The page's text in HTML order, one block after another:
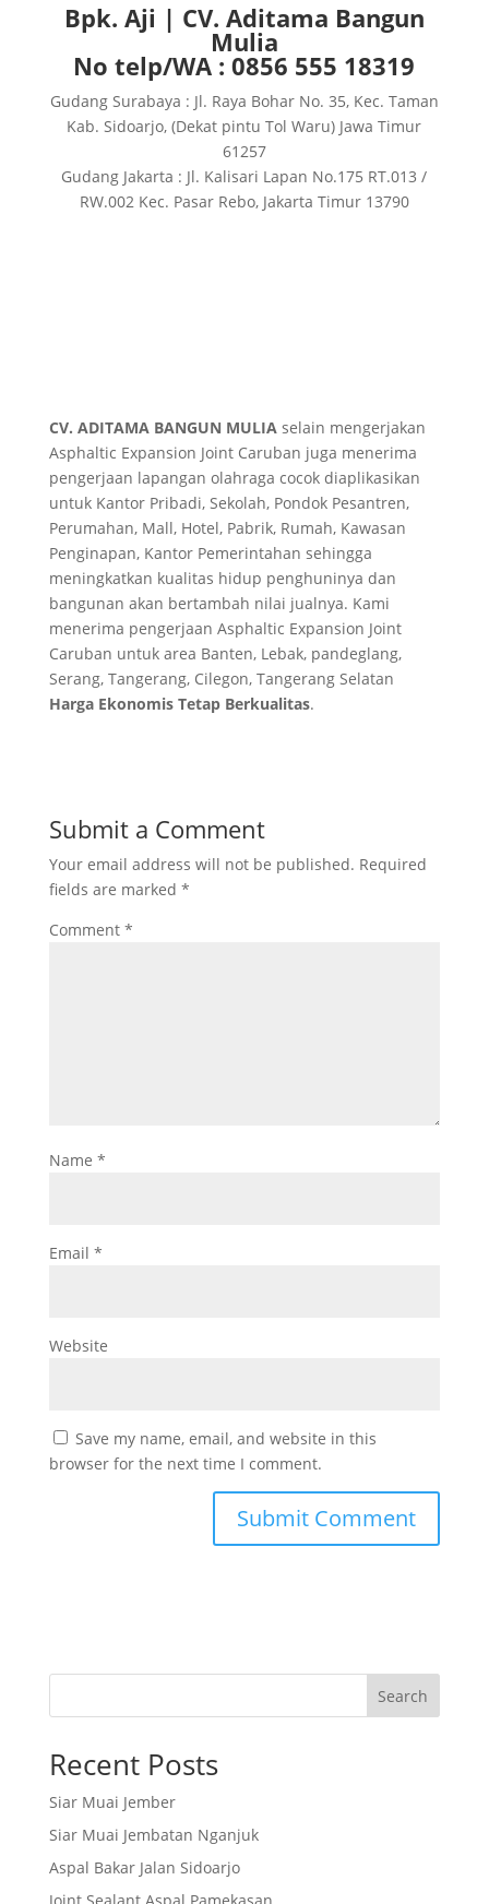
Bpk. Aji | CV. Aditama Bangun
Mulia
No telp/WA : 0856 555 18319
Gudang Surabaya : Jl. Raya Bohar No. 35, Kec. Taman
Kab. Sidoarjo, (Dekat pintu Tol Waru) Jawa Timur
61257
Gudang Jakarta : Jl. Kalisari Lapan No.175 RT.013 /
RW.002 Kec. Pasar Rebo, Jakarta Timur 13790
CV. ADITAMA BANGUN MULIAselain mengerjakan
Asphaltic Expansion Joint Caruban juga menerima
pengerjaan lapangan olahraga cocok diaplikasikan
untuk Kantor Pribadi, Sekolah, Pondok Pesantren,
Perumahan, Mall, Hotel, Pabrik, Rumah, Kawasan
Penginapan, Kantor Pemerintahan sehingga
meningkatkan kualitas hidup penghuninya dan
bangunan akan bertambah nilai jualnya. Kami
menerima pengerjaan Asphaltic Expansion Joint
Caruban untuk area Banten, Lebak, pandeglang,
Serang, Tangerang, Cilegon, Tangerang Selatan
Harga Ekonomis Tetap Berkualitas.
Submit a Comment
Your email address will not be published. Required
fields are marked *
Comment *
Name *
Email *
Website
Save my name, email, and website in this
browser for the next time I comment.
Search
Recent Posts
Siar Muai Jember
Siar Muai Jembatan Nganjuk
Aspal Bakar Jalan Sidoarjo